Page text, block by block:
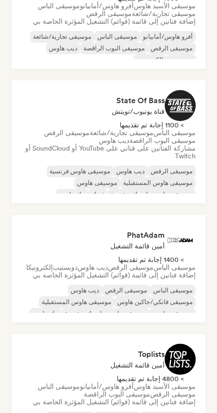
موسيقى الأسيد هاوسأفرو هاوس/أمابيانوموسيقى الباس
موسيقى تجارية/شائعةموسيقى الرقص
إضافة فنانين إلى قائمة (قوائم) التشغيل المؤثرة الخاصة بي
أفرو هاوس/أمابيانو موسيقى الباس
موسيقى تجارية/شائعة
موسيقى الرقص
موسيقى البوب الراقصة
ديب هاوس
إلكتروبوب
State Of Bass
قناة يوتيوب/تويتش
> 1100 إجابة تم تقديمها
موسيقى الباسموسيقى تجارية/شائعةموسيقى الرقص
موسيقى البوب الراقصةديب هاوس
مشاركة الفنانين على قناتي على YouTube أو SoundCloud أو
Twitch
موسيقى الرقص ديب هاوس
موسيقى هاوس فرنسية
موسيقى هاوس المستقبلية
موسيقى هاوس
موسيقى هاوس ملوديك وتقدمية
فونك تيك هاوس
PhatAdam
أمين قائمة التشغيل
> 1400 إجابة تم تقديمها
موسيقى الباسموسيقى الرقصديب هاوسدوبستيبإلكترونيكا
إضافة فنانين إلى قائمة (قوائم) التشغيل المؤثرة الخاصة بي
موسيقى الباس موسيقى الرقص
ديب هاوس
موسيقى فانكي/جاكين هاوس
موسيقى هاوس المستقبلية
موسيقى هاوس
موسيقى هاوس ملوديك وتقدمية تيك هاوس
Toplists
أمين قائمة التشغيل
> 4800 إجابة تم تقديمها
موسيقى الأسيد هاوسأفرو هاوس/أمابيانوموسيقى الباس
موسيقى الرقصموسيقى البوب الراقصة
إضافة فنانين إلى قائمة (قوائم) التشغيل المؤثرة الخاصة بي